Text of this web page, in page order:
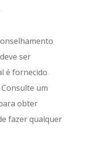
ser
é fornecido
um
obter
fazer qualquer